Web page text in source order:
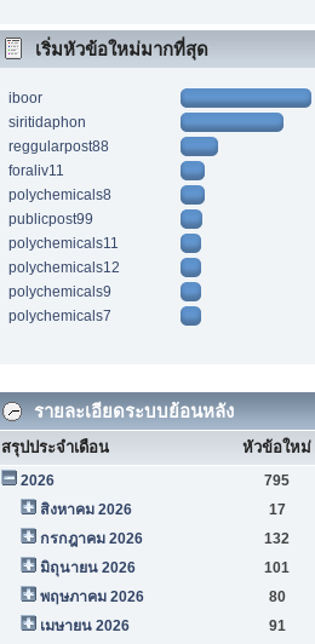
เริ่มหัวข้อใหม่มากที่สุด
iboor
siritidaphon
reggularpost88
foraliv11
polychemicals8
publicpost99
polychemicals11
polychemicals12
polychemicals9
polychemicals7
รายละเอียดระบบย้อนหลัง
สรุปประจำเดือน หัวข้อใหม่
2026
795
สิงหาคม 2026
17
กรกฎาคม 2026
132
มิถุนายน 2026
101
พฤษภาคม 2026
80
เมษายน 2026
91